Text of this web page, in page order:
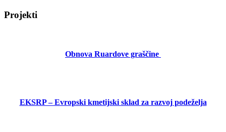
Projekti
Obnova Ruardove graščine
EKSRP – Evropski kmetijski sklad za razvoj podeželja